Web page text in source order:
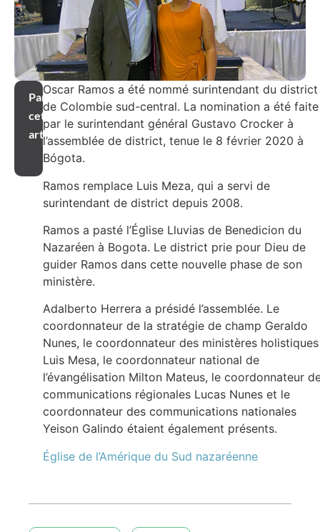
Partager
cet
article
Oscar Ramos a été nommé surintendant du district
de Colombie sud-central. La nomination a été faite
par le surintendant général Gustavo Crocker à
l’assemblée de district, tenue le 8 février 2020 à
Bógota.
Ramos remplace Luis Meza, qui a servi de
surintendant de district depuis 2008.
Ramos a pasté l’Église Lluvias de Benedicion du
Nazaréen à Bogota. Le district prie pour Dieu de
guider Ramos dans cette nouvelle phase de son
ministère.
Adalberto Herrera a présidé l’assemblée. Le
coordonnateur de la stratégie de champ Geraldo
Nunes, le coordonnateur des ministères holistiques
Luis Mesa, le coordonnateur national de
l’évangélisation Milton Mateus, le coordonnateur
communications régionales Lucas Nunes et le
coordonnateur des communications nationales
Yeison Galindo étaient également présents.
Église de l’Amérique du Sud nazaréenne